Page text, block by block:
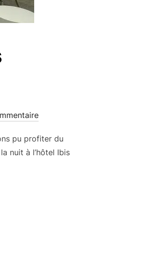
pu profiter du
nuit à l’hôtel Ibis
FONTAINEBLEAU »